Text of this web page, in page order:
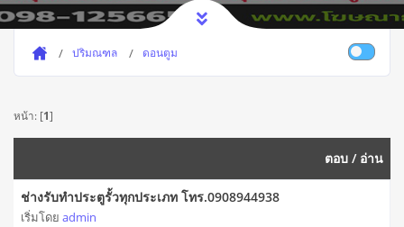
ปริมณฑล ดอนตูม
หน้า: [1]
ตอบ / อ่าน
ช่างรับทำประตูรั้วทุกประเภท โทร.0908944938
เริ่มโดย admin